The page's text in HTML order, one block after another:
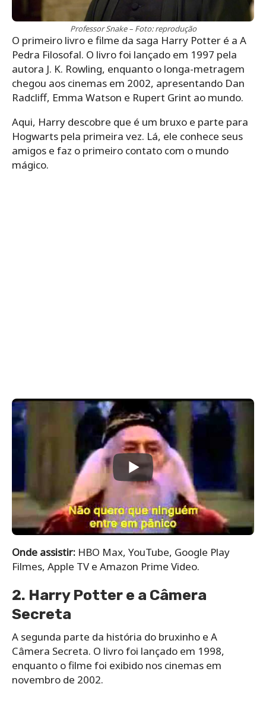
Professor Snake – Foto: reprodução
O primeiro livro e filme da saga Harry Potter é a A
Pedra Filosofal. O livro foi lançado em 1997 pela
autora J. K. Rowling, enquanto o longa-metragem
chegou aos cinemas em 2002, apresentando Dan
Radcliff, Emma Watson e Rupert Grint ao mundo.
Aqui, Harry descobre que é um bruxo e parte para
Hogwarts pela primeira vez. Lá, ele conhece seus
amigos e faz o primeiro contato com o mundo
mágico.
Onde assistir: HBO Max, YouTube, Google Play
Filmes, Apple TV e Amazon Prime Video.
2. Harry Potter e a Câmera
Secreta
A segunda parte da história do bruxinho e A
Câmera Secreta. O livro foi lançado em 1998,
enquanto o filme foi exibido nos cinemas em
novembro de 2002.